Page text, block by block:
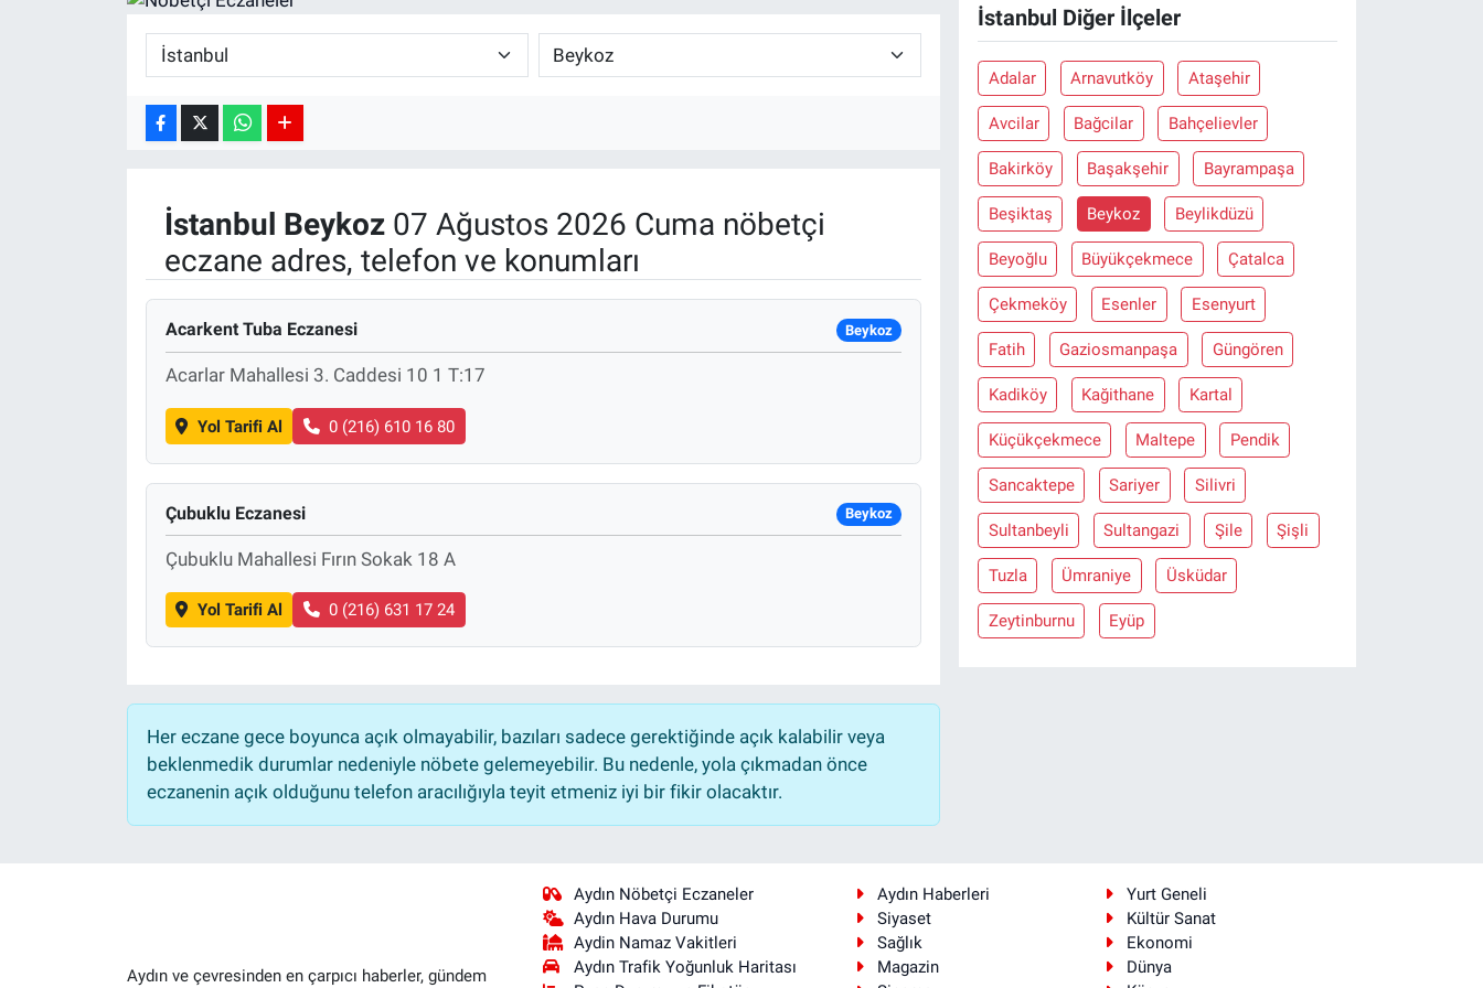
İstanbul Beykoz07 Ağustos 2026 Cuma nöbetçi
eczane adres, telefon ve konumları
Acarkent Tuba Eczanesi Beykoz
Acarlar Mahallesi 3. Caddesi 10 1 T:17
Yol Tarifi Al 0 (216) 610 16 80
Çubuklu Eczanesi Beykoz
Çubuklu Mahallesi Fırın Sokak 18 A
Yol Tarifi Al 0 (216) 631 17 24
Her eczane gece boyunca açık olmayabilir, bazıları sadece gerektiğinde açık kalabilir veya
beklenmedik durumlar nedeniyle nöbete gelemeyebilir. Bu nedenle, yola çıkmadan önce
eczanenin açık olduğunu telefon aracılığıyla teyit etmeniz iyi bir fikir olacaktır.
İstanbul Diğer İlçeler
Adalar Arnavutköy Ataşehir
Avcilar Bağcilar Bahçelievler
Bakirköy Başakşehir Bayrampaşa
Beşiktaş Beykoz Beylikdüzü
Beyoğlu Büyükçekmece Çatalca
Çekmeköy Esenler Esenyurt
Fatih Gaziosmanpaşa Güngören
Kadiköy Kağithane Kartal
Küçükçekmece Maltepe Pendik
Sancaktepe Sariyer Silivri
Sultanbeyli Sultangazi Şile Şişli
Tuzla Ümraniye Üsküdar
Zeytinburnu Eyüp
Aydın ve çevresinden en çarpıcı haberler, gündem
Aydın Nöbetçi Eczaneler
Aydın Hava Durumu
Aydin Namaz Vakitleri
Aydın Trafik Yoğunluk Haritası
Aydın Haberleri
Yurt Geneli
Siyaset
Kültür Sanat
Sağlık
Ekonomi
Magazin
Dünya